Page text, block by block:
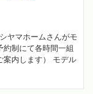
ヤマホームさんがモ
制にて各時間一組
案内します） モデル